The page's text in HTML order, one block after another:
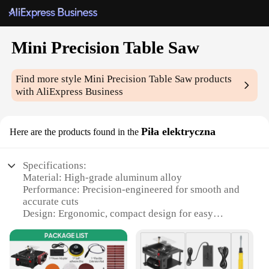
Mini Precision Table Saw
Find more styleMini Precision Table Saw products
with AliExpress Business
Here are the products found in the Piła elektryczna
Specifications:
Material: High-grade aluminum alloy
Performance: Precision-engineered for smooth and
accurate cuts
Design: Ergonomic, compact design for easy
Safety: Integrated safety features for user protection
Versatility: Ideal for hobbyists and professionals
alike